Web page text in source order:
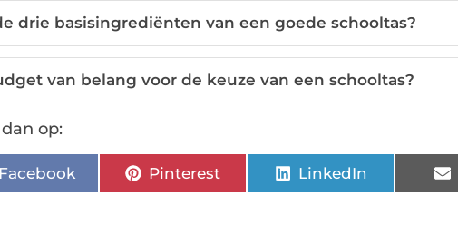
drie basisingrediënten van een goede schooltas?
van belang voor de keuze van een schooltas?
op:
Facebook Pinterest LinkedIn